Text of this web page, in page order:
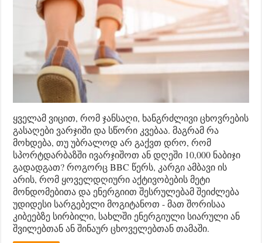
ყველამ ვიცით, რომ ჯანსაღი, ხანგრძლივი ცხოვრების
გასაღები ვარჯიში და სწორი კვებაა. მაგრამ რა
მოხდება, თუ უბრალოდ არ გაქვთ დრო, რომ
სპორტდარბაზში ივარჯიშოთ ან დღეში 10,000 ნაბიჯი
გადადგათ? როგორც BBC წერს, კარგი ამბავი ის
არის, რომ ყოველდღიური აქტივობების მეტი
მონდომებითა და ენერგიით შესრულებამ შეიძლება
უდიდესი სარგებელი მოგიტანოთ - მათ შორისაა
კიბეებზე სირბილი, სახლში ენერგიული სიარული ან
შვილებთან ან შინაურ ცხოველებთან თამაში.